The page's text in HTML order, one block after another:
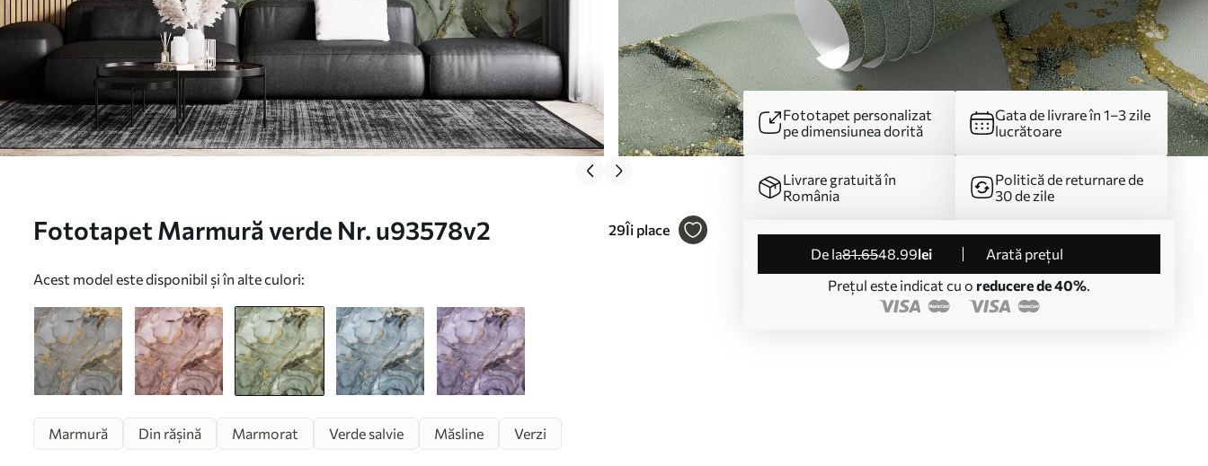
Fototapet Marmură verde Nr. u93578v2 29Îi place
Acest model este disponibil și în alte culori:
Fototapet personalizat
pe dimensiunea dorită
Gata de livrare în 1–3 zile
lucrătoare
Livrare gratuită în
România
Politică de returnare de
30 de zile
de la81.6548.99lei
Arată prețul
Prețul este indicat cu o reducere de 40%.
Marmură Din rășină Marmorat Verde salvie Măsline Verzi